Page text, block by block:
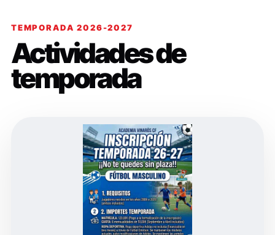
TEMPORADA 2026-2027
Actividades de
temporada